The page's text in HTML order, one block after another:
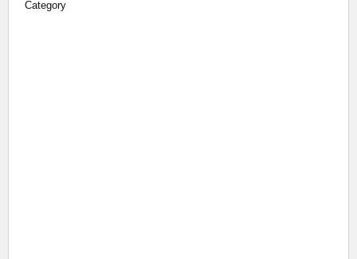
Category